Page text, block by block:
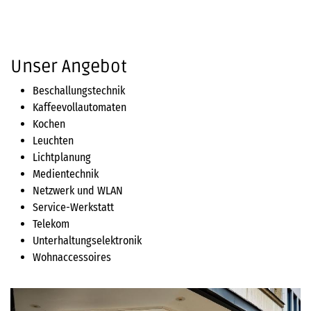
Unser Angebot
Beschallungstechnik
Kaffeevollautomaten
Kochen
Leuchten
Lichtplanung
Medientechnik
Netzwerk und WLAN
Service-Werkstatt
Telekom
Unterhaltungselektronik
Wohnaccessoires